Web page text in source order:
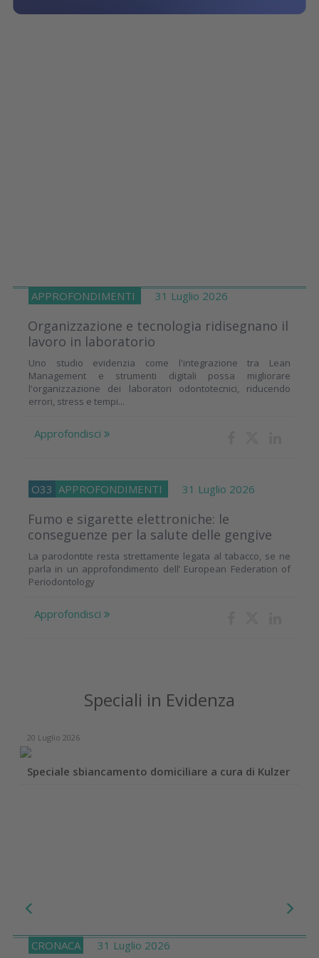
APPROFONDIMENTI 31 Luglio 2026
Organizzazione e tecnologia ridisegnano il
lavoro in laboratorio
Uno studio evidenzia come l'integrazione tra Lean
Management e strumenti digitali possa migliorare
l'organizzazione dei laboratori odontotecnici, riducendo
errori, stress e tempi...
Approfondisci
O33 APPROFONDIMENTI 31 Luglio 2026
Fumo e sigarette elettroniche: le
conseguenze per la salute delle gengive
La parodontite resta strettamente legata al tabacco, se ne
parla in un approfondimento dell’ European Federation of
Periodontology
Approfondisci
Speciali in Evidenza
20 Luglio 2026
Speciale sbiancamento domiciliare a cura di Kulzer
CRONACA 31 Luglio 2026